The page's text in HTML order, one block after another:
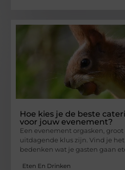
Hoe kies je de beste
voor jouw evenement?
Een evenement orgasken,
uitdagende klus zijn. Vind je het
bedenken wat je gasten gaan
Eten En Drinken